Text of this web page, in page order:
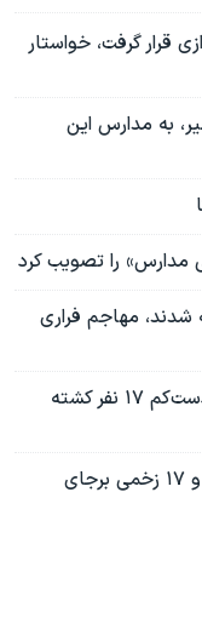
قرار گرفت، خواستار
به مدارس این
مدارس» را تصویب کرد
میشیگان: ۲ نفر کشته شدند، مهاجم فراری
تیراندازی در دبیرستانی در جنوب فلوریدا: دست‌کم ۱۷ نفر کشته
تیراندازی در یک مدرسه در کنتاکی ۲ کشته و ۱۷ زخمی برجای